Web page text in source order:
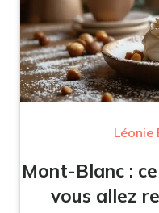
Léonie
Mont-Blanc :
vous allez